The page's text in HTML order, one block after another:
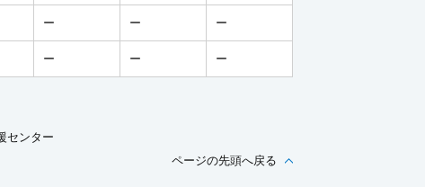
ー ー ー
ー ー ー
センター
ページの先頭へ戻る